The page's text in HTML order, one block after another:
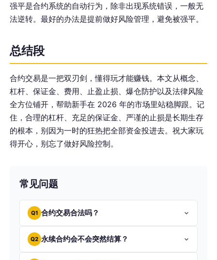
强平是合约系统的自动行为，除非出现系统错误，一般无
法逆转。最好的办法是提前做好风险管理，避免被强平。
总结段
合约交易是一把双刃剑，懂得玩才能赚钱。本文从概念、
杠杆、保证金、费用、止盈止损、爆仓防护以及法律风险
全方位铺开，帮助新手在 2026 年的市场里站稳脚跟。记
住，合理的杠杆、充足的保证金、严谨的止损是长期生存
的根本，别因为一时的狂热把全部资金投进去。祝大家玩
得开心，别忘了做好风险控制。
常见问题
Q1 合约交易合法吗？
Q2 永续合约会不会突然结算？